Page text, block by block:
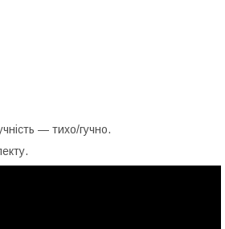
— тихо/гучно.